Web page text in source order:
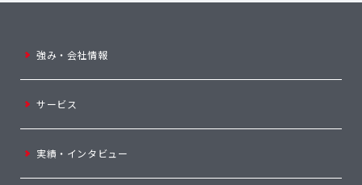
強み・会社情報
サービス
実績・インタビュー